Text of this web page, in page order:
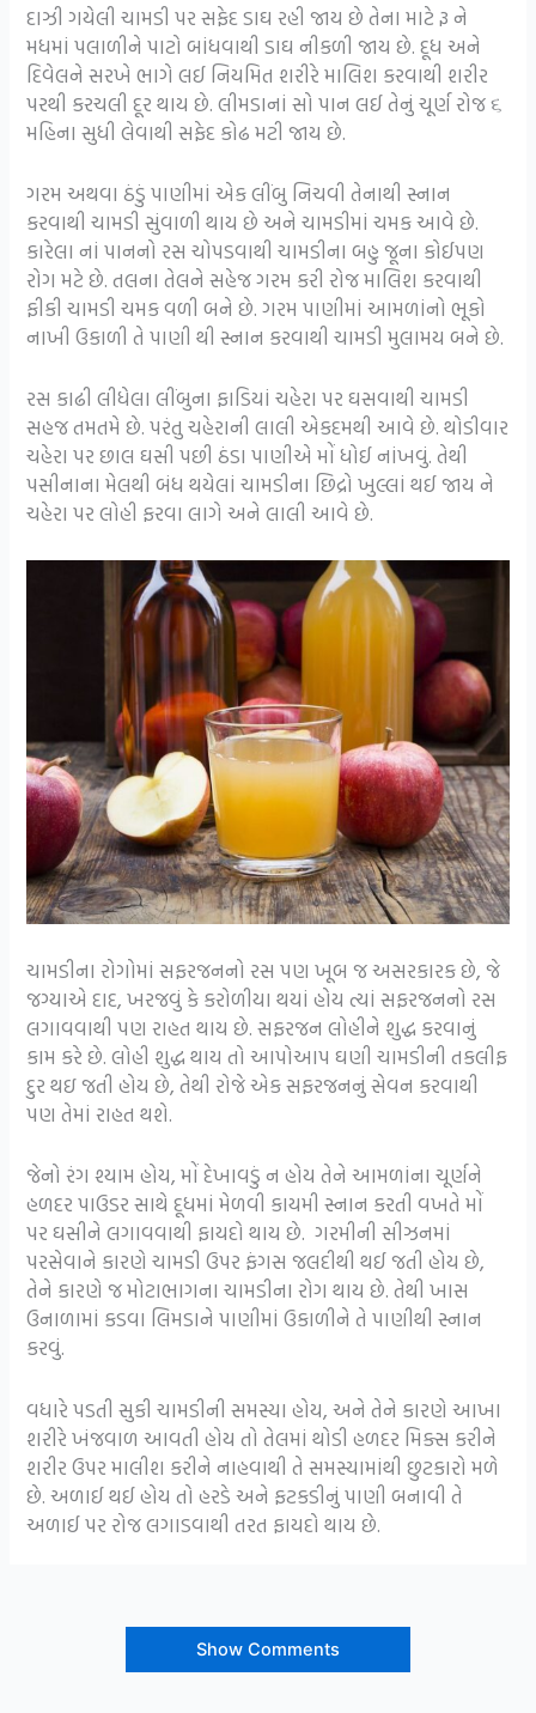
દાઝી ગયેલી ચામડી પર સફેદ ડાઘ રહી જાય છે તેના માટે રૂ ને
મધમાં પલાળીને પાટો બાંધવાથી ડાઘ નીકળી જાય છે. દૂધ અને
દિવેલને સરખે ભાગે લઈ નિયમિત શરીરે માલિશ કરવાથી શરીર
પરથી કરચલી દૂર થાય છે. લીમડાનાં સો પાન લઈ તેનું ચૂર્ણ રોજ ૬
મહિના સુધી લેવાથી સફેદ કોઢ મટી જાય છે.
ગરમ અથવા ઠંડું પાણીમાં એક લીંબુ નિચવી તેનાથી સ્નાન
કરવાથી ચામડી સુંવાળી થાય છે અને ચામડીમાં ચમક આવે છે.
કારેલા નાં પાનનો રસ ચોપડવાથી ચામડીના બહુ જૂના કોઈપણ
રોગ મટે છે. તલના તેલને સહેજ ગરમ કરી રોજ માલિશ કરવાથી
ફીકી ચામડી ચમક વળી બને છે. ગરમ પાણીમાં આમળાંનો ભૂકો
નાખી ઉકાળી તે પાણી થી સ્નાન કરવાથી ચામડી મુલામય બને છે.
રસ કાઢી લીધેલા લીંબુના ફાડિયાં ચહેરા પર ઘસવાથી ચામડી
સહજ તમતમે છે. પરંતુ ચહેરાની લાલી એકદમથી આવે છે. થોડીવાર
ચહેરા પર છાલ ઘસી પછી ઠંડા પાણીએ મોં ધોઈ નાંખવું. તેથી
પસીનાના મેલથી બંધ થયેલાં ચામડીના છિદ્રો ખુલ્લાં થઈ જાય ને
ચહેરા પર લોહી ફરવા લાગે અને લાલી આવે છે.
ચામડીના રોગોમાં સફરજનનો રસ પણ ખૂબ જ અસરકારક છે, જે
જગ્યાએ દાદ, ખરજવું કે કરોળીયા થયાં હોય ત્યાં સફરજનનો રસ
લગાવવાથી પણ રાહત થાય છે. સફરજન લોહીને શુદ્ધ કરવાનું
કામ કરે છે. લોહી શુદ્ધ થાય તો આપોઆપ ઘણી ચામડીની તકલીફ
દુર થઇ જતી હોય છે, તેથી રોજે એક સફરજનનું સેવન કરવાથી
પણ તેમાં રાહત થશે.
જેનો રંગ શ્યામ હોય, મોં દેખાવડું ન હોય તેને આમળાંના ચૂર્ણને
હળદર પાઉડર સાથે દૂધમાં મેળવી કાયમી સ્નાન કરતી વખતે મોં
પર ઘસીને લગાવવાથી ફાયદો થાય છે. ગરમીની સીઝનમાં
પરસેવાને કારણે ચામડી ઉપર ફંગસ જલદીથી થઈ જતી હોય છે,
તેને કારણે જ મોટાભાગના ચામડીના રોગ થાય છે. તેથી ખાસ
ઉનાળામાં કડવા લિમડાને પાણીમાં ઉકાળીને તે પાણીથી સ્નાન
કરવું.
વધારે પડતી સુકી ચામડીની સમસ્યા હોય, અને તેને કારણે આખા
શરીરે ખંજવાળ આવતી હોય તો તેલમાં થોડી હળદર મિક્સ કરીને
શરીર ઉપર માલીશ કરીને નાહવાથી તે સમસ્યામાંથી છુટકારો મળે
છે. અળાઈ થઈ હોય તો હરડે અને ફટકડીનું પાણી બનાવી તે
અળાઈ પર રોજ લગાડવાથી તરત ફાયદો થાય છે.
Show Comments